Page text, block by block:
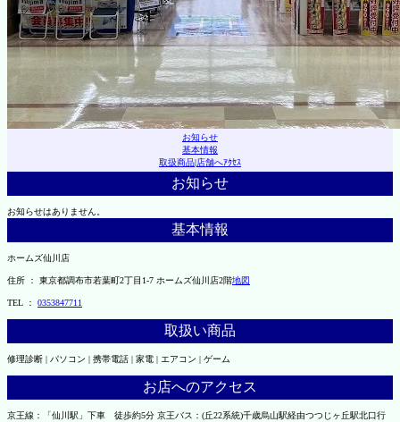
お知らせ
基本情報
取扱商品|店舗へｱｸｾｽ
お知らせ
お知らせはありません。
基本情報
ホームズ仙川店
住所 ： 東京都調布市若葉町2丁目1-7 ホームズ仙川店2階地図
TEL ： 0353847711
取扱い商品
修理診断 | パソコン | 携帯電話 | 家電 | エアコン | ゲーム
お店へのアクセス
京王線：「仙川駅」下車 徒歩約5分 京王バス：(丘22系統)千歳烏山駅経由つつじヶ丘駅北口行